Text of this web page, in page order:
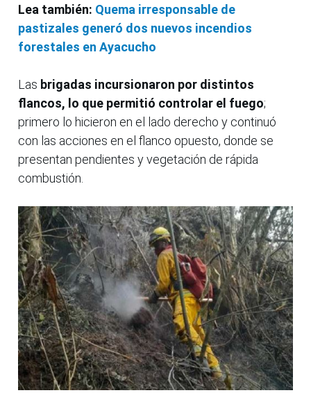
Lea también: Quema irresponsable de
pastizales generó dos nuevos incendios
forestales en Ayacucho
Las brigadas incursionaron por distintos
flancos, lo que permitió controlar el fuego;
primero lo hicieron en el lado derecho y continuó
con las acciones en el flanco opuesto, donde se
presentan pendientes y vegetación de rápida
combustión.